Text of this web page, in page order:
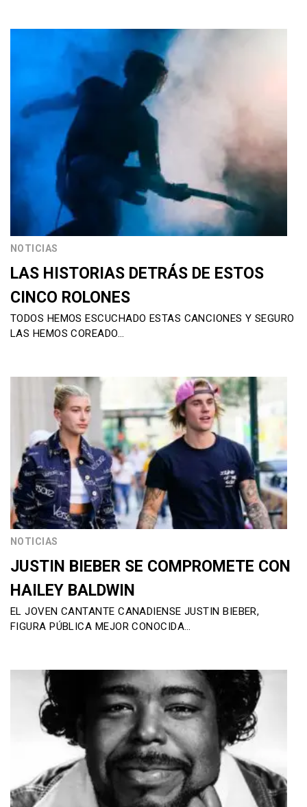
NOTICIAS
LAS HISTORIAS DETRÁS DE ESTOS
CINCO ROLONES
TODOS HEMOS ESCUCHADO ESTAS CANCIONES Y SEGURO
LAS HEMOS COREADO…
NOTICIAS
JUSTIN BIEBER SE COMPROMETE CON
HAILEY BALDWIN
EL JOVEN CANTANTE CANADIENSE JUSTIN BIEBER,
FIGURA PÚBLICA MEJOR CONOCIDA…